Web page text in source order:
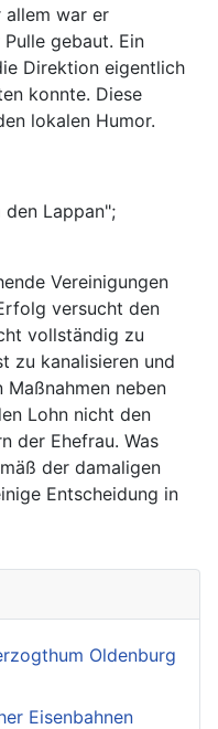
Oldenburg
Eisenbahnen
allem war er
gebaut. Ein
Direktion eigentlich
konnte. Diese
lokalen Humor.
den Lappan";
Vereinigungen
versucht den
vollständig zu
zu kanalisieren und
Maßnahmen neben
Lohn nicht den
der Ehefrau. Was
der damaligen
Entscheidung in